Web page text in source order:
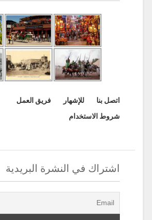
اتصل بنا للإشهار
فريق العمل
شروط الاستخدام
اشتراك في النشرة البريدية